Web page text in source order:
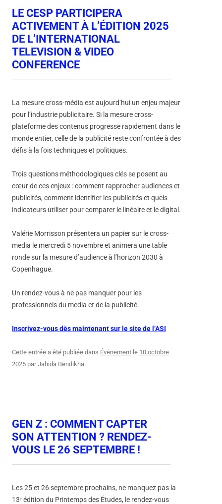
LE CESP PARTICIPERA
ACTIVEMENT À L’ÉDITION 2025
DE L’INTERNATIONAL
TELEVISION & VIDEO
CONFERENCE
La mesure cross-média est aujourd’hui un enjeu majeur
pour l’industrie publicitaire. Si la mesure cross-
plateforme des contenus progresse rapidement dans le
monde entier, celle de la publicité reste confrontée à des
défis à la fois techniques et politiques.
Trois questions méthodologiques clés se posent au
cœur de ces enjeux : comment rapprocher audiences et
publicités, comment identifier les publicités et quels
indicateurs utiliser pour comparer le linéaire et le digital.
Valérie Morrisson présentera un papier sur le cross-
media le mercredi 5 novembre et animera une table
ronde sur la mesure d’audience à l’horizon 2030 à
Copenhague.
Un rendez-vous à ne pas manquer pour les
professionnels du media et de la publicité.
Inscrivez-vous dès maintenant sur le site de l’ASI
Cette entrée a été publiée dans Événement le 10 octobre
2025 parJahida Bendikha.
GEN Z : COMMENT CAPTER
SON ATTENTION ? RENDEZ-
VOUS LE 26 SEPTEMBRE !
Les 25 et 26 septembre prochains, ne manquez pas la
13ᵉ édition du Printemps des Études, le rendez-vous